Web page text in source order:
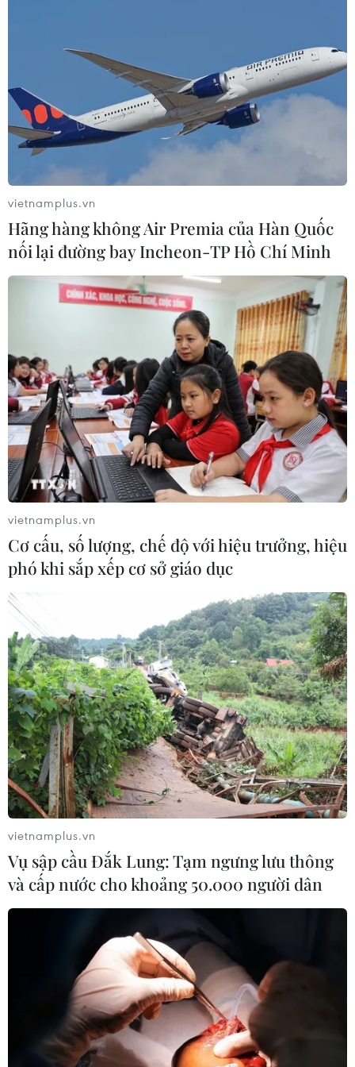
vietnamplus.vn
Hãng hàng không Air Premia của Hàn Quốc
nối lại đường bay Incheon-TP Hồ Chí Minh
vietnamplus.vn
Cơ cấu, số lượng, chế độ với hiệu trưởng, hiệu
phó khi sắp xếp cơ sở giáo dục
vietnamplus.vn
Vụ sập cầu Đắk Lung: Tạm ngưng lưu thông
và cấp nước cho khoảng 50.000 người dân